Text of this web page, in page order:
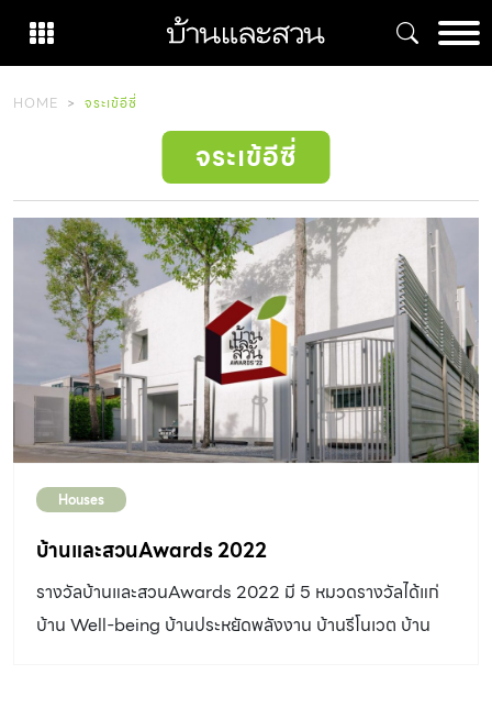
content
HOME จระเข้อีซี่
จระเข้อีซี่
Houses
บ้านและสวนAwards 2022
รางวัลบ้านและสวนAwards 2022 มี 5 หมวดรางวัลได้แก่
บ้าน Well-being บ้านประหยัดพลังงาน บ้านรีโนเวต บ้าน